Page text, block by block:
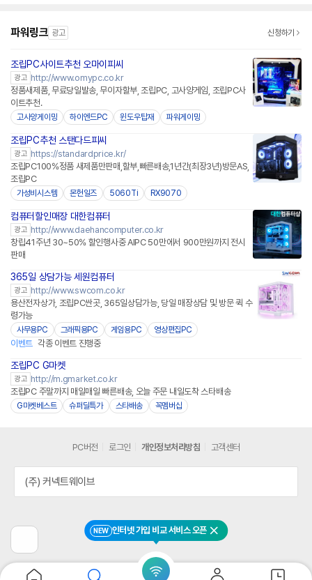
파워링크 광고 신청하기
조립PC사이트추천 오마이피씨
광고 http://www.omypc.co.kr
정품새제품, 무료당일발송, 무이자할부, 조립PC, 고사양게임, 조립PC사
이트추천.
고사양게이밍 하이엔드PC 윈도우탑재 파워게이밍
조립PC추천 스탠다드피씨
광고 https://standardprice.kr/
조립PC100%정품 새제품만판매,할부,빠른배송,1년간(최장3년)방문AS,
조립PC
가성비시스템 몬헌일즈 5060Ti RX9070
컴퓨터할인매장 대한컴퓨터
광고 http://www.daehancomputer.co.kr
창립41주년 30~50% 할인행사중 AIPC 50만에서 900만원까지 전시
판매
365일 상담가능 세원컴퓨터
광고 http://www.swcom.co.kr
용산전자상가, 조립PC싼곳, 365일상담가능, 당일 매장상담 및 방문 퀵 수
령가능
사무용PC 그래픽용PC 게임용PC 영상편집PC
이벤트 각종 이벤트 진행중
조립PC G마켓
광고 http://m.gmarket.co.kr
조립PC 주말까지 매일매일 빠른배송, 오늘 주문 내일도착 스타배송
G마켓베스트 슈퍼딜특가 스타배송 꼭멤버십
전
페
이
NEW 인터넷 가입 비교 서비스 오픈 닫기
PC버전 로그인 개인정보처리방침 고객센터
(주) 커넥트웨이브